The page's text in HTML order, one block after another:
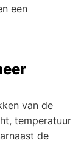
een
van de
temperatuur
de